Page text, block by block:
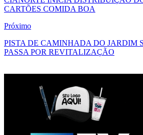
CARTÕES COMIDA BOA
Próximo
PISTA DE CAMINHADA DO JARDIM
PASSA POR REVITALIZAÇÃO